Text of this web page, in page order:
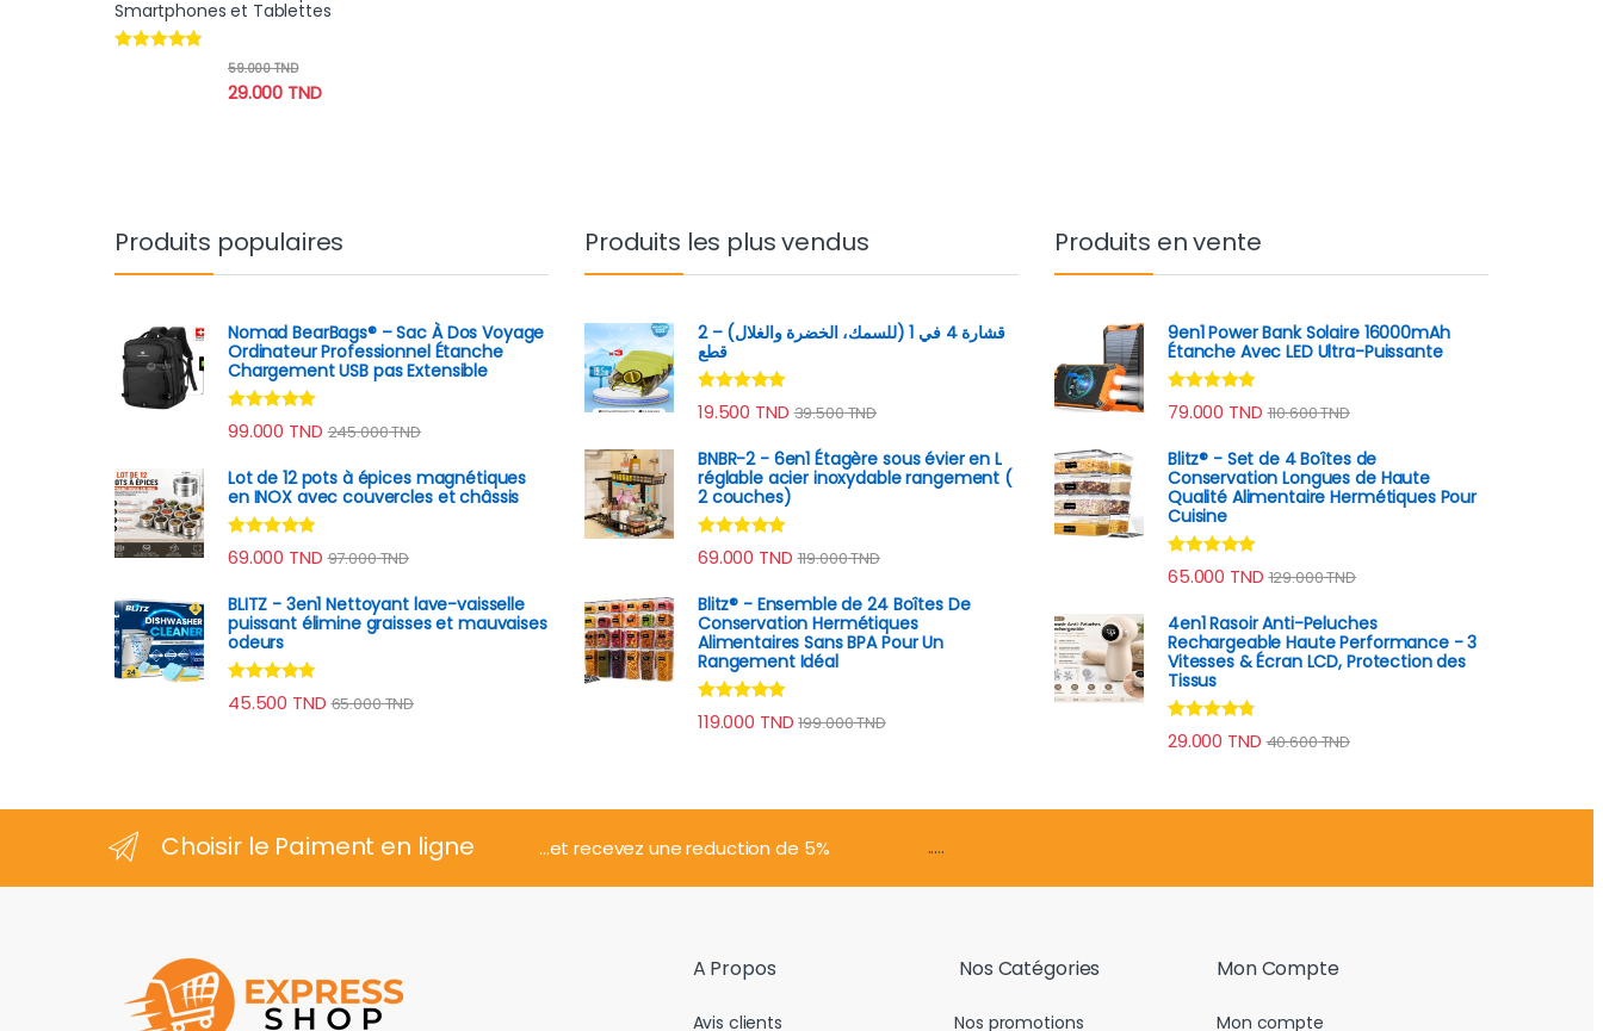
Smartphones et Tablettes
29.000 TND
59.000TND
Produits populaires
Nomad BearBags® – Sac À Dos Voyage
Ordinateur Professionnel Étanche
Chargement USB pas Extensible
Note4.80
sur 5
99.000 TND 245.000TND
Lot de 12 pots à épices magnétiques
en INOX avec couvercles et châssis
Note4.70
sur 5
69.000 TND 97.000TND
BLITZ - 3en1 Nettoyant lave-vaisselle
puissant élimine graisses et mauvaises
odeurs
Note4.70
sur 5
45.500 TND 65.000TND
Produits les plus vendus
قشارة 4 في 1 (للسمك، الخضرة والغلال) – 2
قطع
Note4.89
sur 5
19.500 TND 39.500TND
BNBR-2 - 6en1 Étagère sous évier en L
réglable acier inoxydable rangement (
2 couches)
Note4.79
sur 5
69.000 TND 119.000TND
Blitz® - Ensemble de 24 Boîtes De
Conservation Hermétiques
Alimentaires Sans BPA Pour Un
Rangement Idéal
Note4.74
sur 5
119.000 TND 199.000TND
Produits en vente
9en1 Power Bank Solaire 16000mAh
Étanche Avec LED Ultra-Puissante
Note4.70
sur 5
79.000 TND 110.600TND
Blitz® - Set de 4 Boîtes de
Conservation Longues de Haute
Qualité Alimentaire Hermétiques Pour
Cuisine
Note4.90
sur 5
65.000 TND 129.000TND
4en1 Rasoir Anti-Peluches
Rechargeable Haute Performance - 3
Vitesses & Écran LCD, Protection des
Tissus
Note4.60
sur 5
29.000 TND 40.600TND
Choisir le Paiment en ligne ...et recevez une reduction de 5% .....
A Propos
Avis clients
Nos Catégories
Nos promotions
Mon Compte
Mon compte